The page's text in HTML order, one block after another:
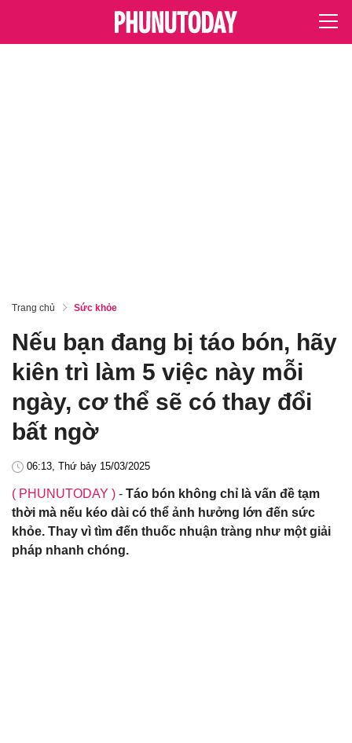
Trang chủ Sức khỏe
Nếu bạn đang bị táo bón, hãy
kiên trì làm 5 việc này mỗi
ngày, cơ thể sẽ có thay đổi
bất ngờ
06:13, Thứ bảy 15/03/2025
( PHUNUTODAY ) - Táo bón không chỉ là vấn đề tạm
thời mà nếu kéo dài có thể ảnh hưởng lớn đến sức
khỏe. Thay vì tìm đến thuốc nhuận tràng như một giải
pháp nhanh chóng.